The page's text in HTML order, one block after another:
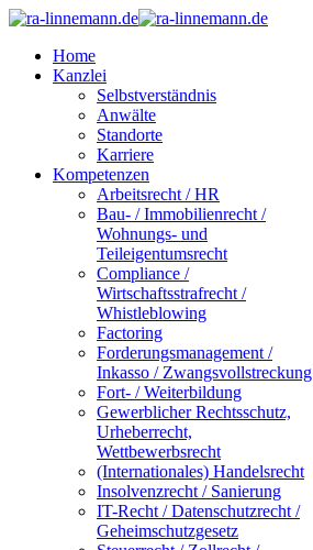
Home
Kanzlei
Selbstverständnis
Anwälte
Standorte
Karriere
Kompetenzen
Arbeitsrecht / HR
Bau- / Immobilienrecht /
Wohnungs- und
Teileigentumsrecht
Compliance /
Wirtschaftsstrafrecht /
Whistleblowing
Factoring
Forderungsmanagement /
Inkasso / Zwangsvollstreckung
Fort- / Weiterbildung
Gewerblicher Rechtsschutz,
Urheberrecht,
Wettbewerbsrecht
(Internationales) Handelsrecht
Insolvenzrecht / Sanierung
IT-Recht / Datenschutzrecht /
Geheimschutzgesetz